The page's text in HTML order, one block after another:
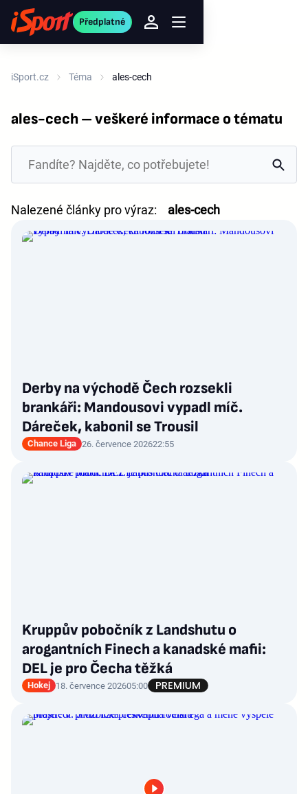
Předplatné
iSport.cz Téma ales-cech
ales-cech – veškeré informace o tématu
Nalezené články pro výraz: ales-cech
Derby na východě Čech rozsekli
brankáři: Mandousovi vypadl míč.
Dáreček, kabonil se Trousil
Chance Liga 26. července 202622:55
Kruppův pobočník z Landshutu o
arogantních Finech a kanadské mafii:
DEL je pro Čecha těžká
Hokej 18. července 202605:00